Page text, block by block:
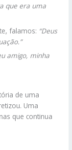
que era uma
falamos: “Deus
amigo, minha
de uma
Uma
que continua